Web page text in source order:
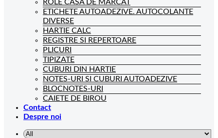
ROLE CASA DE MARCAT
ETICHETE AUTOADEZIVE. AUTOCOLANTE
DIVERSE
HARTIE CALC
REGISTRE SI REPERTOARE
PLICURI
TIPIZATE
CUBURI DIN HARTIE
NOTES-URI SI CUBURI AUTOADEZIVE
BLOCNOTES-URI
CAIETE DE BIROU
Contact
Despre noi